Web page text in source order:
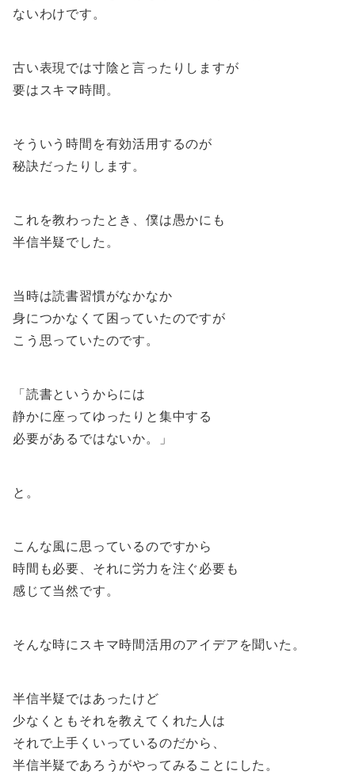
ないわけです。
古い表現では寸陰と言ったりしますが
要はスキマ時間。
そういう時間を有効活用するのが
秘訣だったりします。
これを教わったとき、僕は愚かにも
半信半疑でした。
当時は読書習慣がなかなか
身につかなくて困っていたのですが
こう思っていたのです。
「読書というからには
静かに座ってゆったりと集中する
必要があるではないか。」
と。
こんな風に思っているのですから
時間も必要、それに労力を注ぐ必要も
感じて当然です。
そんな時にスキマ時間活用のアイデアを聞いた。
半信半疑ではあったけど
少なくともそれを教えてくれた人は
それで上手くいっているのだから、
半信半疑であろうがやってみることにした。